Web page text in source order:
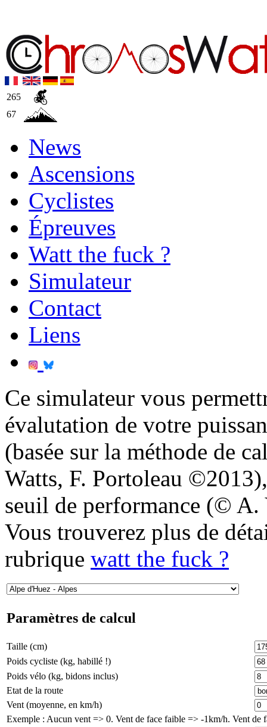
265
67
News
Ascensions
Cyclistes
Épreuves
Watt the fuck ?
Simulateur
Contact
Liens
Ce simulateur vous
évalutation de votre
(basée sur la méthode de
Watts, F. Portoleau
seuil de performance (© A.
Vous trouverez plus de
rubrique watt the fuck ?
Paramètres de calcul
Taille (cm)
Poids cycliste (kg, habillé !)
Poids vélo (kg, bidons inclus)
Etat de la route
Vent (moyenne, en km/h)
Exemple : Aucun vent => 0. Vent de face faible => -1km/h. Vent de